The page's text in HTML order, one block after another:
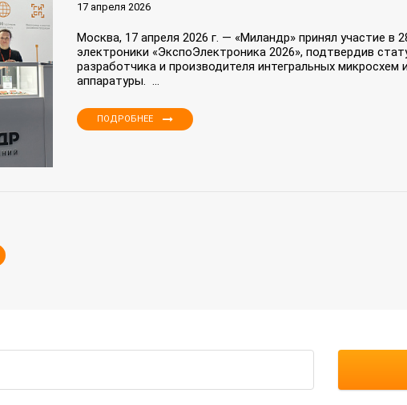
17 апреля 2026
Москва, 17 апреля 2026 г. — «Миландр» принял участие в
электроники «ЭкспоЭлектроника 2026», подтвердив
разработчика и производителя интегральных микросхем
аппаратуры. ...
ПОДРОБНЕЕ